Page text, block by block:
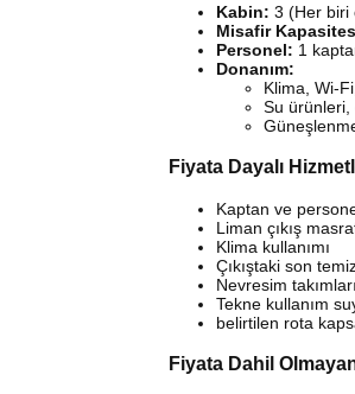
Kabin: 3 (Her biri
Misafir
Personel: 1
Donanım:
Klima, Wi-
Su ürünleri,
Fiyata Dayalı
Kaptan ve
Liman çıkış
Klima kullanımı
Çıkıştaki son
Nevresim
Tekne kullanım
belirtilen rota
Fiyata Dahil